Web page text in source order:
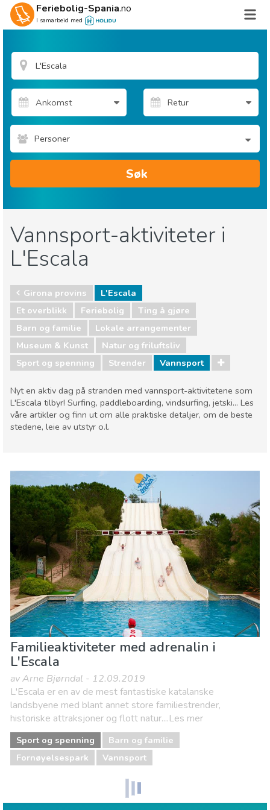
Feriebolig-Spania.no
I samarbeid med
Personer
Søk
Vannsport-aktiviteter i
L'Escala
Girona provins
L'Escala
Et overblikk
Feriebolig
Ting å gjøre
Barn og familie
Lokale arrangementer
Museum & Kunst
Natur og friluftsliv
Sport og spenning
Strender Vannsport
Nyt en aktiv dag på stranden med vannsport-aktivitetene som
L'Escala tilbyr! Surfing, paddleboarding, vindsurfing, jetski... Les
våre artikler og finn ut om alle praktiske detaljer, om de beste
stedene, leie av utstyr o.l.
Barn og familie
Lokale arrangementer
Museum & Kunst
Natur og friluftsliv
Sport og spenning
Strender
Familieaktiviteter med adrenalin i
L'Escala
av Arne Bjørndal - 12.09.2019
L'Escala er en av de mest fantastiske katalanske
landsbyene med blant annet store familiestrender,
historiske attraksjoner og flott natur....Les mer
Sport og spenning
Barn og familie
Fornøyelsespark
Vannsport